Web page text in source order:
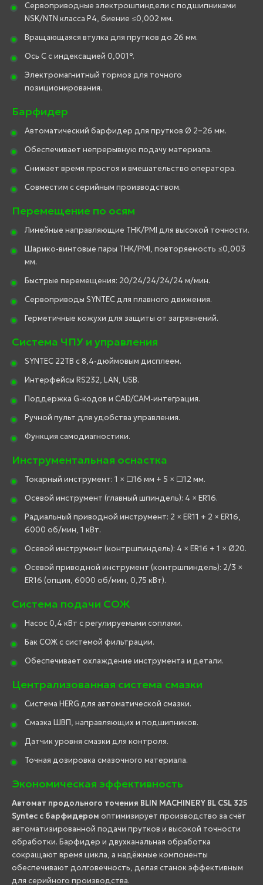
Сервоприводные электрошпиндели с подшипниками
NSK/NTN класса P4, биение ≤0,002 мм.
Вращающаяся втулка для прутков до 26 мм.
Ось C с индексацией 0,001°.
Электромагнитный тормоз для точного
позиционирования.
Барфидер
Автоматический барфидер для прутков Ø 2–26 мм.
Обеспечивает непрерывную подачу материала.
Снижает время простоя и вмешательство оператора.
Совместим с серийным производством.
Перемещение по осям
Линейные направляющие THK/PMI для высокой точности.
Шарико-винтовые пары THK/PMI, повторяемость ≤0,003
мм.
Быстрые перемещения: 20/24/24/24/24 м/мин.
Сервоприводы SYNTEC для плавного движения.
Герметичные кожухи для защиты от загрязнений.
Система ЧПУ и управления
SYNTEC 22TB с 8,4-дюймовым дисплеем.
Интерфейсы RS232, LAN, USB.
Поддержка G-кодов и CAD/CAM-интеграция.
Ручной пульт для удобства управления.
Функция самодиагностики.
Инструментальная оснастка
Токарный инструмент: 1 × □16 мм + 5 × □12 мм.
Осевой инструмент (главный шпиндель): 4 × ER16.
Радиальный приводной инструмент: 2 × ER11 + 2 × ER16,
6000 об/мин, 1 кВт.
Осевой инструмент (контршпиндель): 4 × ER16 + 1 × Ø20.
Осевой приводной инструмент (контршпиндель): 2/3 ×
ER16 (опция, 6000 об/мин, 0,75 кВт).
Система подачи СОЖ
Насос 0,4 кВт с регулируемыми соплами.
Бак СОЖ с системой фильтрации.
Обеспечивает охлаждение инструмента и детали.
Централизованная система смазки
Система HERG для автоматической смазки.
Смазка ШВП, направляющих и подшипников.
Датчик уровня смазки для контроля.
Точная дозировка смазочного материала.
Экономическая эффективность
Автомат продольного точения BLIN MACHINERY BL CSL 325
Syntec с барфидером оптимизирует производство за счёт
автоматизированной подачи прутков и высокой точности
обработки. Барфидер и двухканальная обработка
сокращают время цикла, а надёжные компоненты
обеспечивают долговечность, делая станок эффективным
для серийного производства.